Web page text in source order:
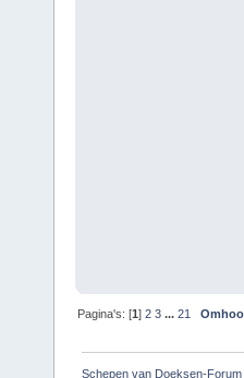
Pagina's: [1]2 3 ...21
Schepen van Doeksen-Forum